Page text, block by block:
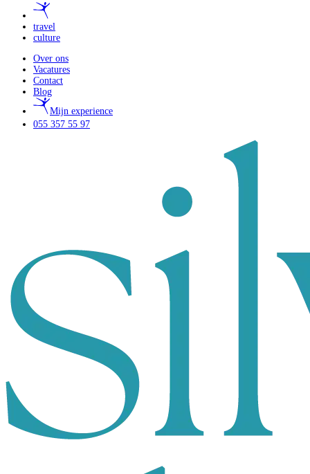
travel
culture
Over ons
Vacatures
Contact
Blog
Mijn experience
055 357 55 97